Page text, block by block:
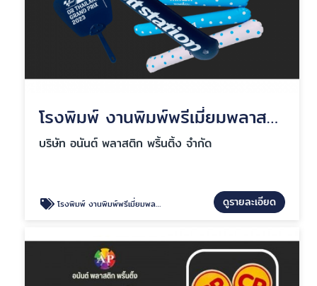
โรงพิมพ์ งานพิมพ์พรีเมี่ยมพลาสติก
บริษัท อนันต์ พลาสติก พริ้นติ้ง จำกัด
โรงพิมพ์ งานพิมพ์พรีเมี่ยมพลาสติก ดูรายละเอียด